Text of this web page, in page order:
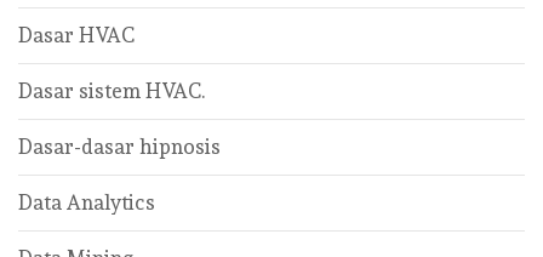
Dasar HVAC
Dasar sistem HVAC.
Dasar-dasar hipnosis
Data Analytics